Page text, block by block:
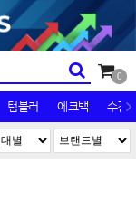
0
텀블러 에코백 수건/